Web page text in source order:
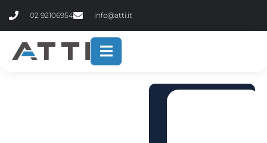
02 92106954 info@atti.it